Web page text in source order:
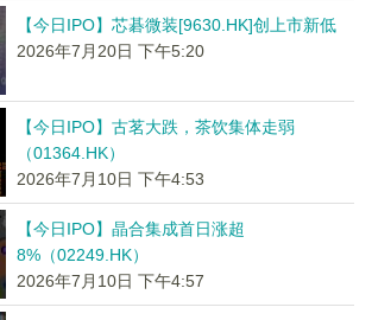
【今日IPO】芯碁微装[9630.HK]创上市新低
2026年7月20日 下午5:20
【今日IPO】古茗大跌，茶饮集体走弱
（01364.HK）
2026年7月10日 下午4:53
【今日IPO】晶合集成首日涨超
8%（02249.HK）
2026年7月10日 下午4:57